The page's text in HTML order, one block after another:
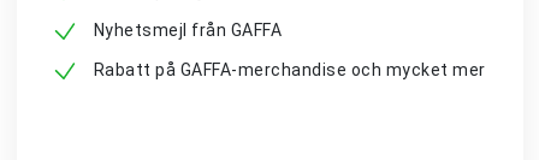
Nyhetsmejl från GAFFA
Rabatt på GAFFA-merchandise och mycket mer